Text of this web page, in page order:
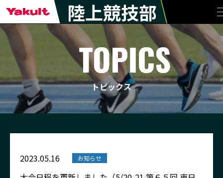
陸上競技部
トピックス
2023.05.16 お知らせ